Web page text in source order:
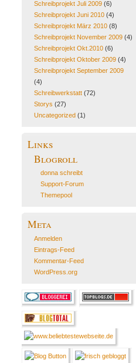
Schreibprojekt Juli 2009(6)
Schreibprojekt Juni 2010(4)
Schreibprojekt März 2010(8)
Schreibprojekt November 2009(4)
Schreibprojekt Okt.2010(6)
Schreibprojekt Oktober 2009(4)
Schreibprojekt September 2009
(4)
Schreibwerkstatt(72)
Storys (27)
Uncategorized (1)
Links
Blogroll
donna schreibt
Support-Forum
Themepool
Meta
Anmelden
Eintrags-Feed
Kommentar-Feed
WordPress.org